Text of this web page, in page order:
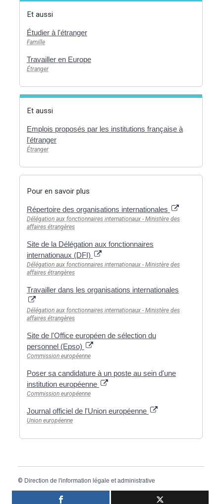
Et aussi
Étudier à l'étranger
Famille
Travailler en Europe
Étranger
Et aussi
Emplois proposés par les institutions française à
l'étranger
Étranger
Pour en savoir plus
Répertoire des organisations internationales
Délégation aux fonctionnaires internationaux - Ministère des
affaires étrangères
Site de la Délégation aux fonctionnaires
internationaux (DFI)
Délégation aux fonctionnaires internationaux - Ministère des
affaires étrangères
Travailler dans les organisations internationales
Délégation aux fonctionnaires internationaux - Ministère des
affaires étrangères
Site de l'Office européen de sélection du
personnel (Epso)
Commission européenne
Poser sa candidature à un poste au sein d'une
institution européenne
Commission européenne
Journal officiel de l'Union européenne
Union européenne
© Direction de l'information légale et administrative